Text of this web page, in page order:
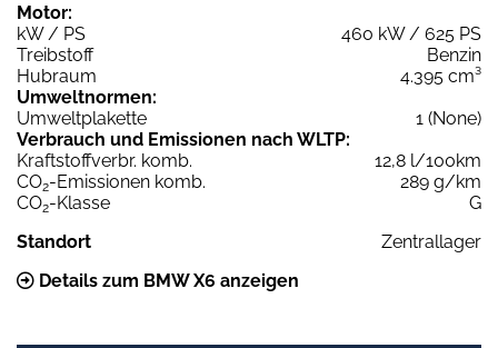
Motor:
kW / PS
460 kW / 625 PS
Treibstoff
Benzin
Hubraum
4.395 cm³
Umweltnormen:
Umweltplakette
1 (None)
Verbrauch und Emissionen nach WLTP:
Kraftstoffverbr. komb.
12,8 l/100km
CO2-Emissionen komb.
289 g/km
CO2-Klasse
G
Standort
Zentrallager
Details zum BMW X6 anzeigen